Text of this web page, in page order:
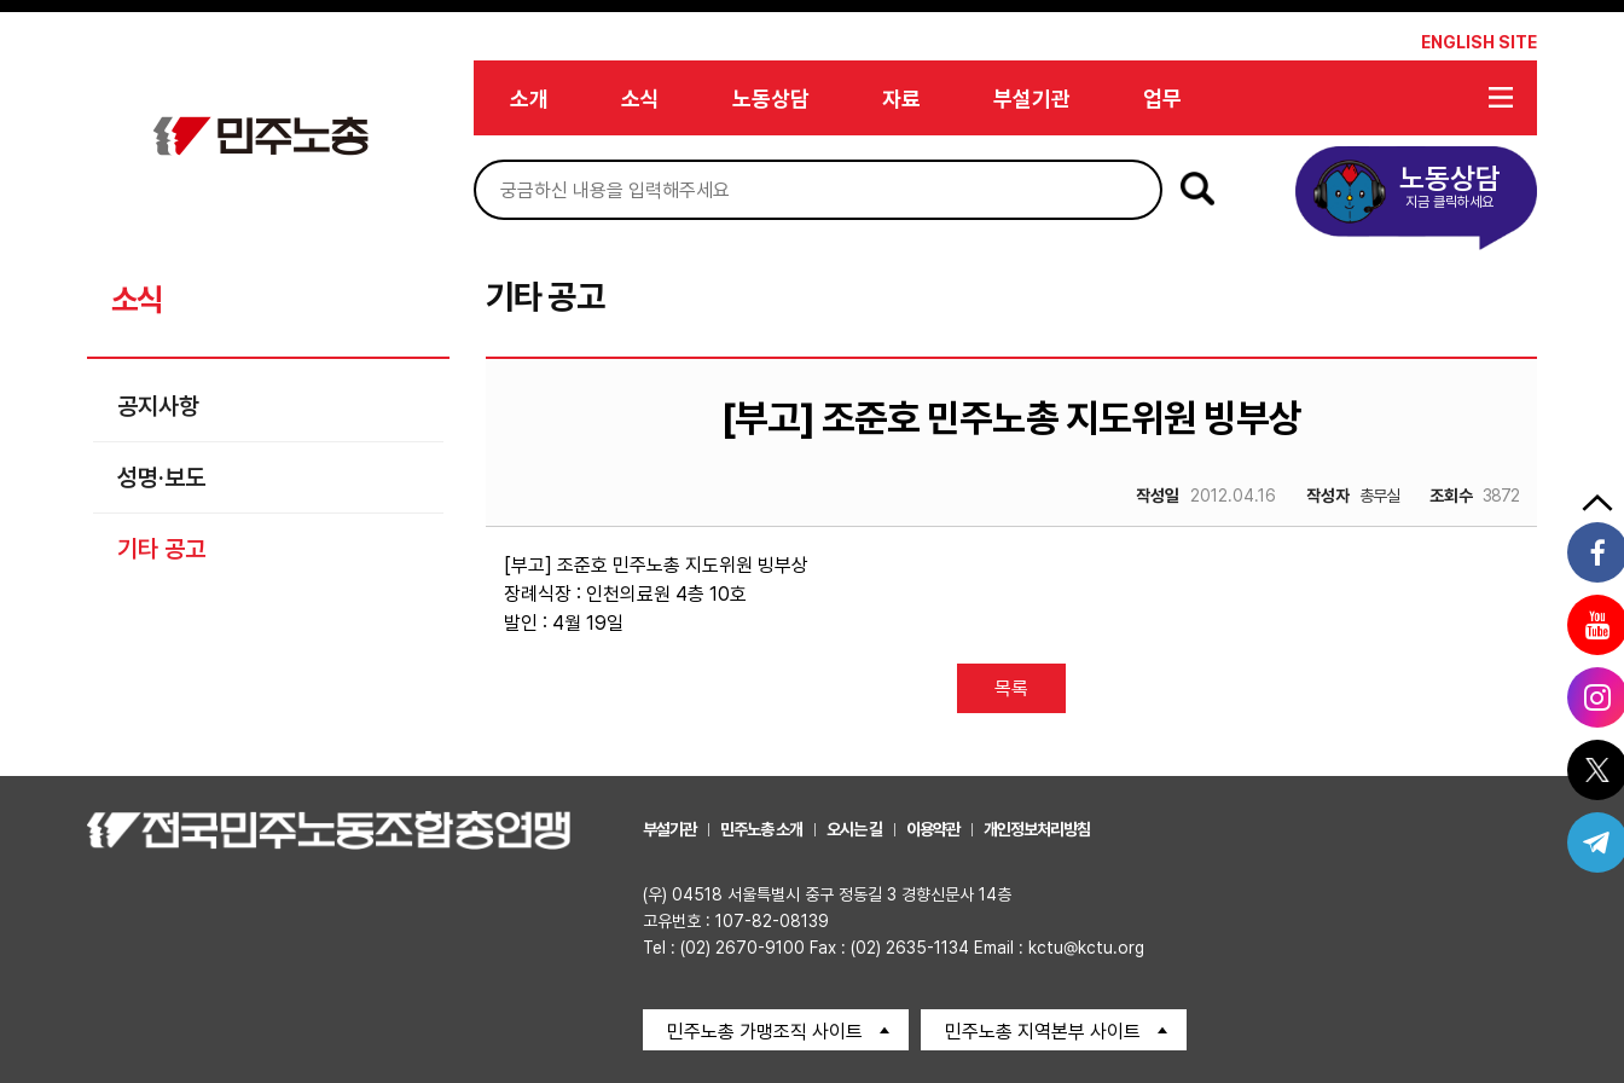
메뉴 건너뛰기
ENGLISH SITE
소개 소식 노동상담 자료 부설기관 업무
노동상담
지금 클릭하세요
소식
공지사항
성명·보도
기타 공고
기타 공고
[부고] 조준호 민주노총 지도위원 빙부상
작성일 2012.04.16 작성자 총무실 조회수 3872
[부고] 조준호 민주노총 지도위원 빙부상
장례식장 : 인천의료원 4층 10호
발인 : 4월 19일
목록
부설기관 민주노총 소개 오시는 길 이용약관 개인정보처리방침
(우) 04518 서울특별시 중구 정동길 3 경향신문사 14층
고유번호 : 107-82-08139
Tel : (02) 2670-9100 Fax : (02) 2635-1134 Email : kctu@kctu.org
민주노총 가맹조직 사이트 민주노총 지역본부 사이트
Sketchbook5, 스케치북5
Sketchbook5, 스케치북5